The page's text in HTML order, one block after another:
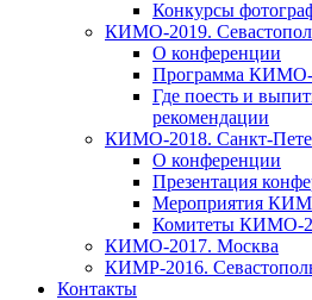
Конкурсы
КИМО-2019.
О конференции
Программа КИМО-
Где поесть и
рекомендации
КИМО-2018. Санкт-
О конференции
Презентация
Мероприятия
Комитеты КИМО-
КИМО-2017. Москва
КИМР-2016.
Контакты